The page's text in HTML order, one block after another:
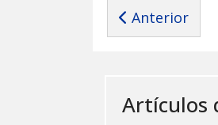
Artículo
Anterior
Artículos